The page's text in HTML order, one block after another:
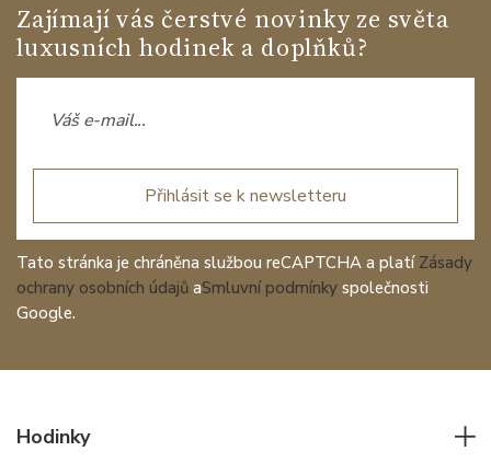
Zajímají vás čerstvé novinky ze světa
luxusních hodinek a doplňků?
Přihlásit se k newsletteru
Tato stránka je chráněna službou reCAPTCHA a platí Zásady
ochrany osobních údajů aSmluvní podmínky společnosti
Google.
Hodinky